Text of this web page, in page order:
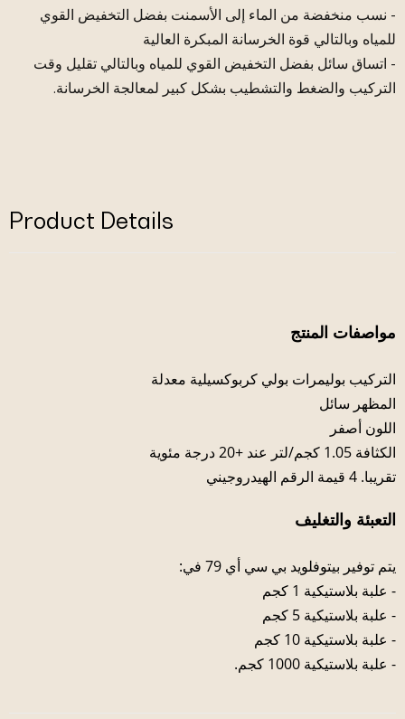
- نسب منخفضة من الماء إلى الأسمنت بفضل التخفيض القوي
للمياه وبالتالي قوة الخرسانة المبكرة العالية
- اتساق سائل بفضل التخفيض القوي للمياه وبالتالي تقليل وقت
التركيب والضغط والتشطيب بشكل كبير لمعالجة الخرسانة.
Product Details
مواصفات المنتج
التركيب بوليمرات بولي كربوكسيلية معدلة
المظهر سائل
اللون أصفر
الكثافة 1.05 كجم/لتر عند +20 درجة مئوية
تقريبا. 4 قيمة الرقم الهيدروجيني
التعبئة والتغليف
يتم توفير بيتوفلويد بي سي أي 79 في:
- علبة بلاستيكية 1 كجم
- علبة بلاستيكية 5 كجم
- علبة بلاستيكية 10 كجم
- علبة بلاستيكية 1000 كجم.